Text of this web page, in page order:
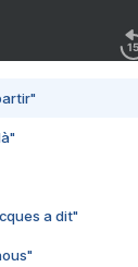
a dit"